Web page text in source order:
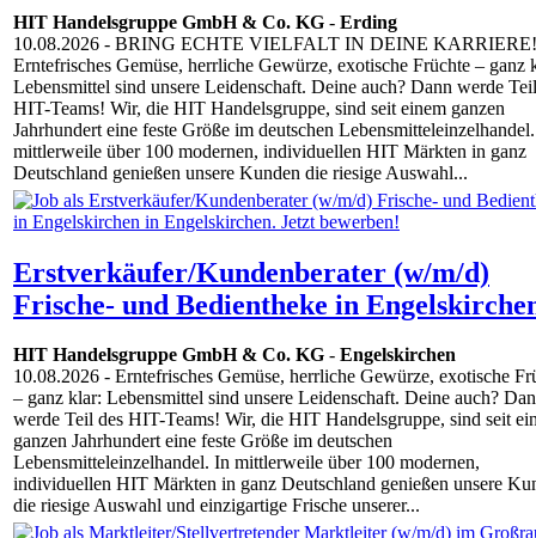
HIT Handelsgruppe GmbH & Co. KG - Erding
10.08.2026 - BRING ECHTE VIELFALT IN DEINE KARRIERE!
Erntefrisches Gemüse, herrliche Gewürze, exotische Früchte – ganz
Lebensmittel sind unsere Leidenschaft. Deine auch? Dann werde
HIT-Teams! Wir, die HIT Handelsgruppe, sind seit einem ganzen
Jahrhundert eine feste Größe im deutschen
mittlerweile über 100 modernen, individuellen HIT Märkten in ganz
Deutschland genießen unsere Kunden die riesige Auswahl...
Erstverkäufer/Kundenberater (w/m/d)
Frische- und Bedientheke in
HIT Handelsgruppe GmbH & Co. KG - Engelskirchen
10.08.2026 - Erntefrisches Gemüse, herrliche Gewürze, exotische
– ganz klar: Lebensmittel sind unsere Leidenschaft. Deine auch?
werde Teil des HIT-Teams! Wir, die HIT Handelsgruppe, sind seit
ganzen Jahrhundert eine feste Größe im deutschen
Lebensmitteleinzelhandel. In mittlerweile über 100 modernen,
individuellen HIT Märkten in ganz Deutschland genießen unsere
die riesige Auswahl und einzigartige Frische unserer...